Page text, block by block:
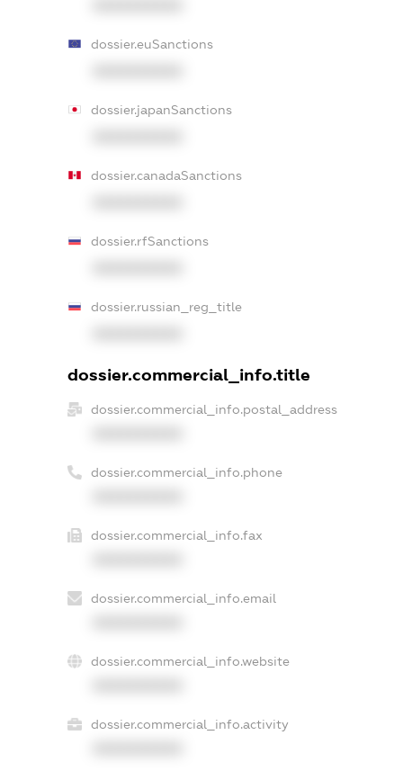
dossier.euSanctions
dossier.japanSanctions
dossier.canadaSanctions
dossier.rfSanctions
dossier.russian_reg_title
dossier.commercial_info.title
dossier.commercial_info.postal_address
dossier.commercial_info.phone
dossier.commercial_info.fax
dossier.commercial_info.email
dossier.commercial_info.website
dossier.commercial_info.activity